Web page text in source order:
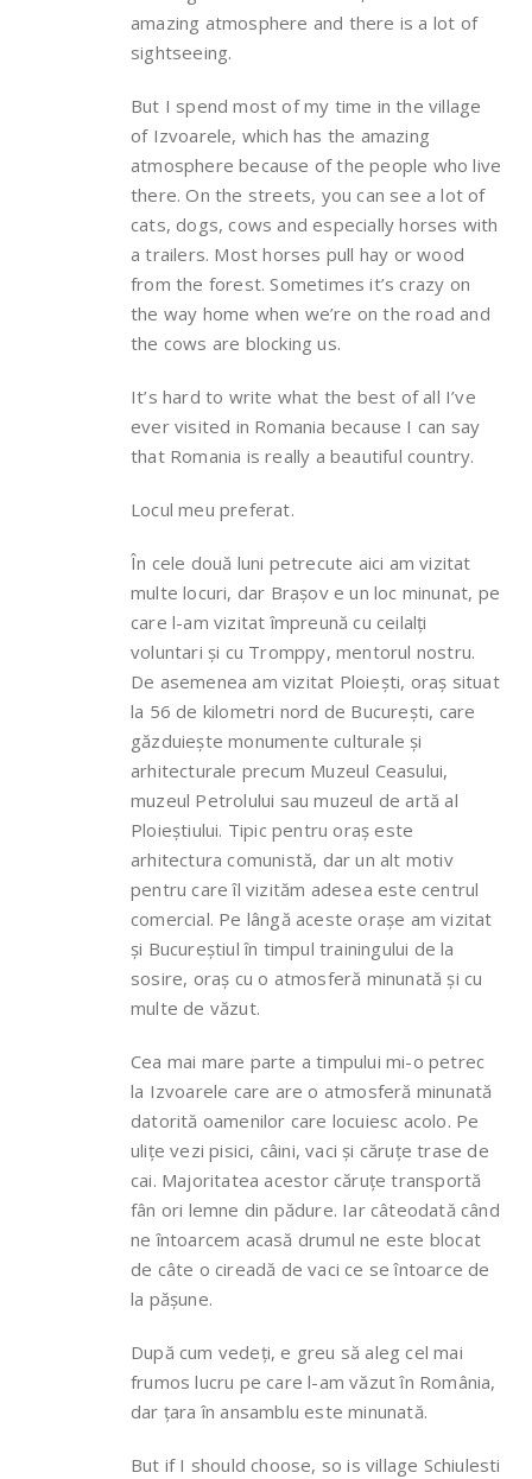
amazing atmosphere and there is a lot of
sightseeing.
But I spend most of my time in the village
of Izvoarele, which has the amazing
atmosphere because of the people who live
there. On the streets, you can see a lot of
cats, dogs, cows and especially horses with
a trailers. Most horses pull hay or wood
from the forest. Sometimes it’s crazy on
the way home when we’re on the road and
the cows are blocking us.
It’s hard to write what the best of all I’ve
ever visited in Romania because I can say
that Romania is really a beautiful country.
Locul meu preferat.
În cele două luni petrecute aici am vizitat
multe locuri, dar Brașov e un loc minunat, pe
care l-am vizitat împreună cu ceilalți
voluntari și cu Tromppy, mentorul nostru.
De asemenea am vizitat Ploiești, oraș situat
la 56 de kilometri nord de București, care
găzduiește monumente culturale și
arhitecturale precum Muzeul Ceasului,
muzeul Petrolului sau muzeul de artă al
Ploieștiului. Tipic pentru oraș este
arhitectura comunistă, dar un alt motiv
pentru care îl vizităm adesea este centrul
comercial. Pe lângă aceste orașe am vizitat
și Bucureștiul în timpul trainingului de la
sosire, oraș cu o atmosferă minunată și cu
multe de văzut.
Cea mai mare parte a timpului mi-o petrec
la Izvoarele care are o atmosferă minunată
datorită oamenilor care locuiesc acolo. Pe
ulițe vezi pisici, câini, vaci și căruțe trase de
cai. Majoritatea acestor căruțe transportă
fân ori lemne din pădure. Iar câteodată când
ne întoarcem acasă drumul ne este blocat
de câte o cireadă de vaci ce se întoarce de
la pășune.
După cum vedeți, e greu să aleg cel mai
frumos lucru pe care l-am văzut în România,
dar țara în ansamblu este minunată.
But if I should choose, so is village Schiulesti